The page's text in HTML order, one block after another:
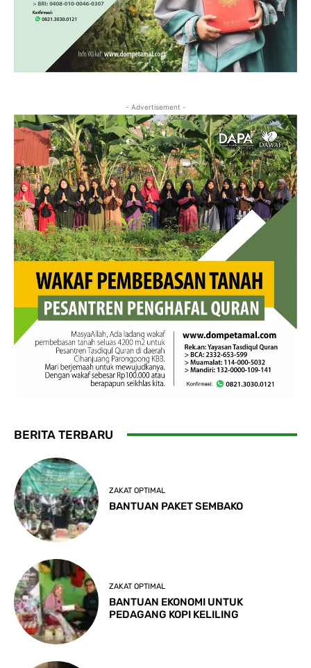
- Advertisement -
BERITA TERBARU
ZAKAT OPTIMAL
BANTUAN PAKET SEMBAKO
ZAKAT OPTIMAL
BANTUAN EKONOMI UNTUK
PEDAGANG KOPI KELILING